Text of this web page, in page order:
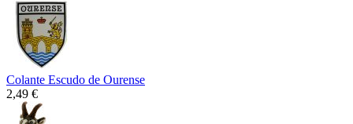
Colante Escudo de Ourense
2,49 €